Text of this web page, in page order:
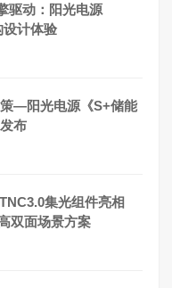
驱动：阳光电源
计体验
—阳光电源《S+储能
布
集光组件亮相
双面场景方案